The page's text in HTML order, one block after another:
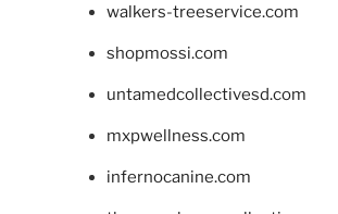
walkers-treeservice.com
shopmossi.com
untamedcollectivesd.com
mxpwellness.com
infernocanine.com